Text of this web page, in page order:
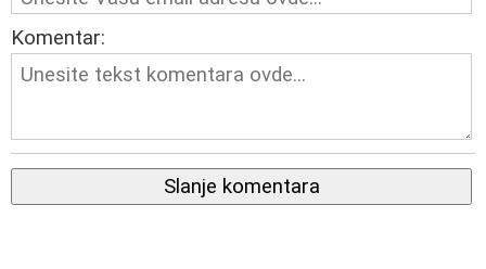
Komentar:
Slanje komentara